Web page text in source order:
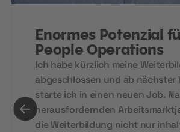
Enormes Potenzial
People Operations
Ich habe kürzlich meine
abgeschlossen und ab nächster
starte ich in einen neuen Job.
herausfordernden
die Weiterbildung nicht nur